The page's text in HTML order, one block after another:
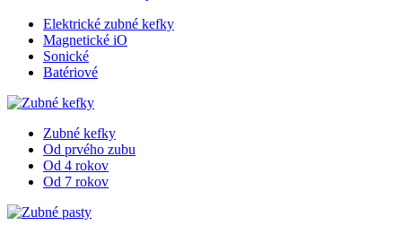
Elektrické zubné kefky
Magnetické iO
Sonické
Batériové
Zubné kefky
Od prvého zubu
Od 4 rokov
Od 7 rokov